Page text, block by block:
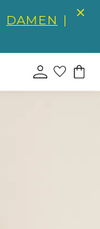
DAMEN |